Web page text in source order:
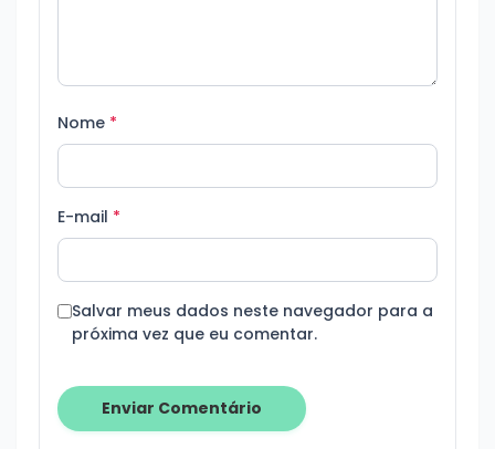
Nome *
E-mail *
Salvar meus dados neste navegador para a
próxima vez que eu comentar.